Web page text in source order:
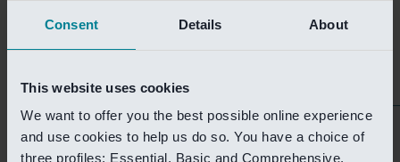
Consent Details About
This website uses cookies
We want to offer you the best possible online experience
and use cookies to help us do so. You have a choice of
three profiles: Essential, Basic and Comprehensive.
Investment Banking
Van Lanschot Kempen Research
Helaas is deze pagina